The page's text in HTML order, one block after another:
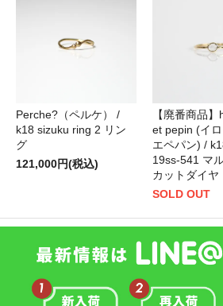
Perche?（ペルケ） /
k18 sizuku ring 2 リン
グ
121,000円(税込)
【廃番商品
et pepin (イ
エペパン) /
19ss-541 マ
カットダイヤ
SOLD OUT